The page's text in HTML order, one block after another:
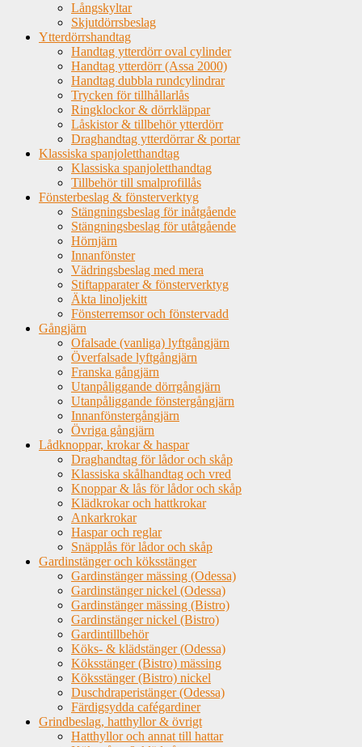
Långskyltar
Skjutdörrsbeslag
Ytterdörrshandtag
Handtag ytterdörr oval cylinder
Handtag ytterdörr (Assa 2000)
Handtag dubbla rundcylindrar
Trycken för tillhållarlås
Ringklockor & dörrkläppar
Låskistor & tillbehör ytterdörr
Draghandtag ytterdörrar & portar
Klassiska spanjoletthandtag
Klassiska spanjoletthandtag
Tillbehör till smalprofillås
Fönsterbeslag & fönsterverktyg
Stängningsbeslag för inåtgående
Stängningsbeslag för utåtgående
Hörnjärn
Innanfönster
Vädringsbeslag med mera
Stiftapparater & fönsterverktyg
Äkta linoljekitt
Fönsterremsor och fönstervadd
Gångjärn
Ofalsade (vanliga) lyftgångjärn
Överfalsade lyftgångjärn
Franska gångjärn
Utanpåliggande dörrgångjärn
Utanpåliggande fönstergångjärn
Innanfönstergångjärn
Övriga gångjärn
Lådknoppar, krokar & haspar
Draghandtag för lådor och skåp
Klassiska skålhandtag och vred
Knoppar & lås för lådor och skåp
Klädkrokar och hattkrokar
Ankarkrokar
Haspar och reglar
Snäpplås för lådor och skåp
Gardinstänger och köksstänger
Gardinstänger mässing (Odessa)
Gardinstänger nickel (Odessa)
Gardinstänger mässing (Bistro)
Gardinstänger nickel (Bistro)
Gardintillbehör
Köks- & klädstänger (Odessa)
Köksstänger (Bistro) mässing
Köksstänger (Bistro) nickel
Duschdraperistänger (Odessa)
Färdigsydda cafégardiner
Grindbeslag, hatthyllor & övrigt
Hatthyllor och annat till hattar